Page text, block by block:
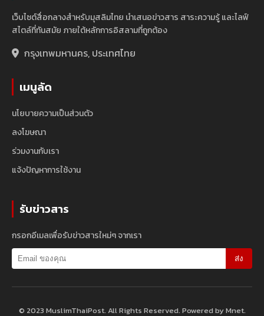
เว็บไซต์สื่อกลางสำหรับมุสลิมไทย นำเสนอข่าวสาร สาระความรู้ และไลฟ์
สไตล์ที่ทันสมัย ภายใต้หลักการอิสลามที่ถูกต้อง
กรุงเทพมหานคร, ประเทศไทย
เมนูลัด
นโยบายความเป็นส่วนตัว
ลงโฆษณา
ร่วมงานกับเรา
แจ้งปัญหาการใช้งาน
รับข่าวสาร
กรอกอีเมลเพื่อรับข่าวสารใหม่ๆ จากเรา
ส่ง
© 2023 MuslimThaiPost. All Rights Reserved. Powered by Mnet.